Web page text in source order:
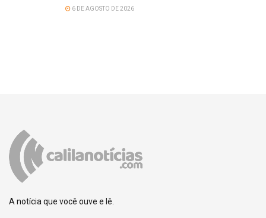
6 DE AGOSTO DE 2026
A notícia que você ouve e lê.